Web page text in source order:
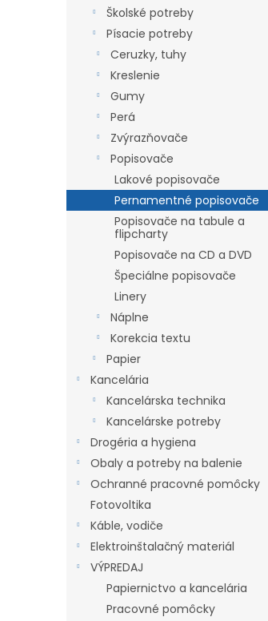
Školské potreby
Písacie potreby
Ceruzky, tuhy
Kreslenie
Gumy
Perá
Zvýrazňovače
Popisovače
Lakové popisovače
Pernamentné popisovače
Popisovače na tabule a
flipcharty
Popisovače na CD a DVD
Špeciálne popisovače
Linery
Náplne
Korekcia textu
Papier
Kancelária
Kancelárska technika
Kancelárske potreby
Drogéria a hygiena
Obaly a potreby na balenie
Ochranné pracovné pomôcky
Fotovoltika
Káble, vodiče
Elektroinštalačný materiál
VÝPREDAJ
Papiernictvo a kancelária
Pracovné pomôcky